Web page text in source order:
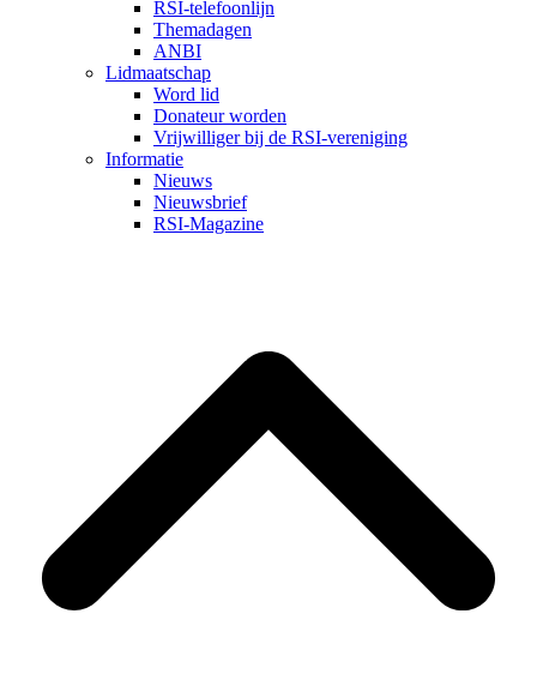
RSI-telefoonlijn
Themadagen
ANBI
Lidmaatschap
Word lid
Donateur worden
Vrijwilliger bij de RSI-vereniging
Informatie
Nieuws
Nieuwsbrief
RSI-Magazine